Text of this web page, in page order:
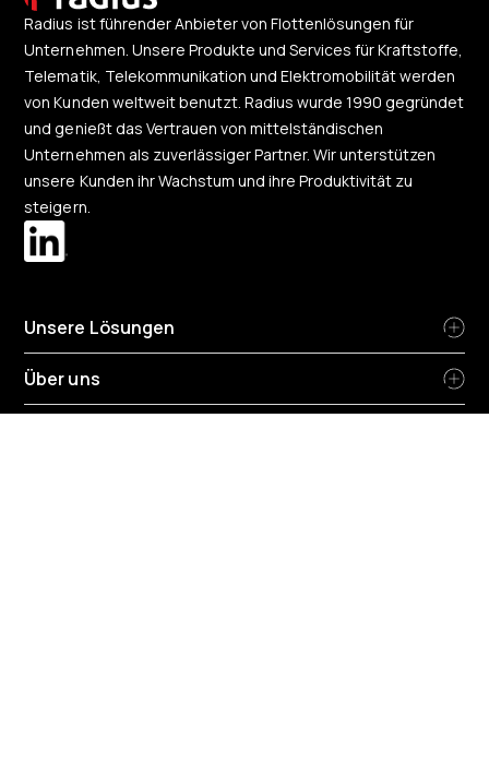
Radius ist führender Anbieter von Flottenlösungen für
Unternehmen. Unsere Produkte und Services für Kraftstoffe,
Telematik, Telekommunikation und Elektromobilität werden
von Kunden weltweit benutzt. Radius wurde 1990 gegründet
und genießt das Vertrauen von mittelständischen
Unternehmen als zuverlässiger Partner. Wir unterstützen
unsere Kunden ihr Wachstum und ihre Produktivität zu
steigern.
Unsere Lösungen
Über uns